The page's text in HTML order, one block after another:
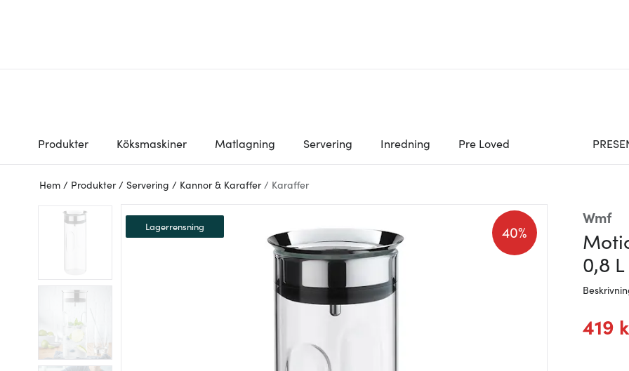
Produkter Köksmaskiner Matlagning Servering Inredning Pre Loved
Hem / Produkter / Servering / Kannor & Karaffer / Karaffer
Wmf
0,8 L
40%
Lagerrensning
419